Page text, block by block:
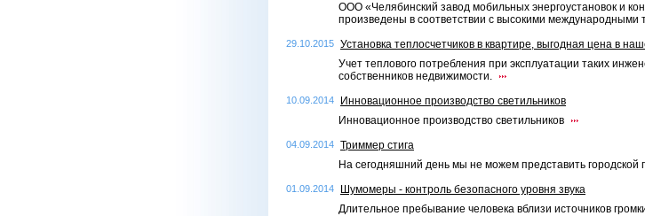
ООО «Челябинский завод мобильных энергоустановок и
произведены в соответствии с высокими международными
29.10.2015 Установка теплосчетчиков в квартире, выгодная цена в
Учет теплового потребления при эксплуатации таких
собственников недвижимости.
10.09.2014
Инновационное производство светильников
Инновационное производство светильников
04.09.2014 Триммер стига
На сегодняшний день мы не можем представить городской
01.09.2014
Шумомеры - контроль безопасного уровня звука
Длительное пребывание человека вблизи источников